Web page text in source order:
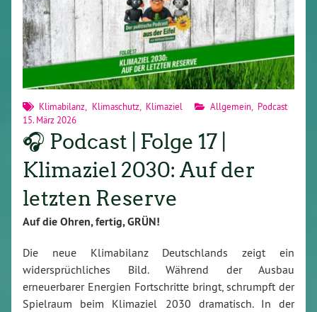
Klimabilanz Klimaschutz, Klimaziel Allgemein, Podcast
15. März 2026
🎧 Podcast | Folge 17 |
Klimaziel 2030: Auf der
letzten Reserve
Auf die Ohren, fertig, GRÜN!
Die neue Klimabilanz Deutschlands zeigt ein
widersprüchliches Bild. Während der Ausbau
erneuerbarer Energien Fortschritte bringt, schrumpft der
Spielraum beim Klimaziel 2030 dramatisch. In der